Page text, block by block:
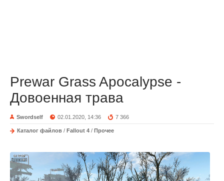
Prewar Grass Apocalypse -
Довоенная трава
Swordself 02.01.2020, 14:36 7 366
Каталог файлов / Fallout 4 / Прочее